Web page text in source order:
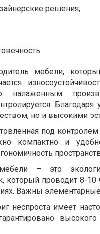
решения;
мебели,
налаженным
но и высокими
под
компактно и
– это
который проводит 8-
Важны
неспроста имеет